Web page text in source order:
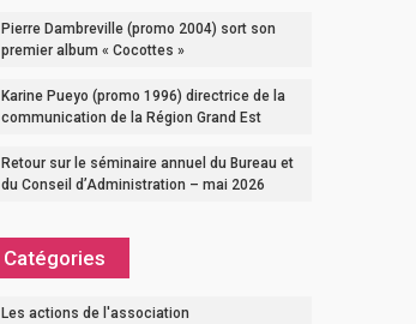
Pierre Dambreville (promo 2004) sort son
premier album « Cocottes »
Karine Pueyo (promo 1996) directrice de la
communication de la Région Grand Est
Retour sur le séminaire annuel du Bureau et
du Conseil d’Administration – mai 2026
Catégories
Les actions de l'association